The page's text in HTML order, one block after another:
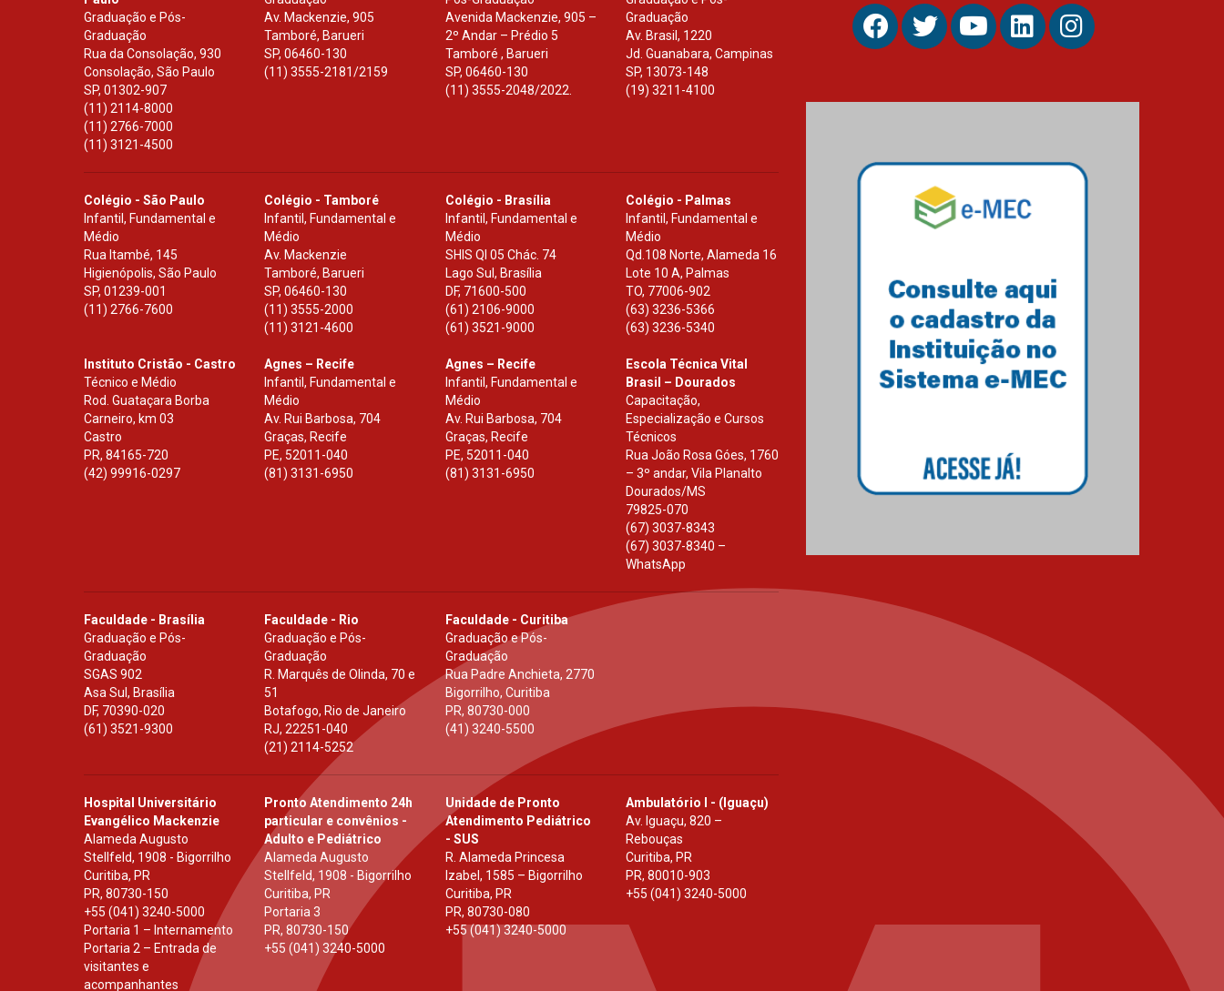
Graduação e Pós-
Graduação
Rua da Consolação, 930
Consolação, São Paulo
SP, 01302-907
(11) 2114-8000
(11) 2766-7000
(11) 3121-4500
Av. Mackenzie, 905
Tamboré, Barueri
SP,06460-130
(11) 3555-2181/2159
Avenida Mackenzie, 905 –
2º Andar – Prédio 5
Tamboré , Barueri
SP, 06460-130
(11) 3555-2048/2022.
Graduação
Av. Brasil, 1220
Jd. Guanabara, Campinas
SP, 13073-148
(19) 3211-4100
Colégio - São Paulo
Infantil, Fundamental e
Médio
Rua Itambé, 145
Higienópolis, São Paulo
SP, 01239-001
(11) 2766-7600
Colégio - Tamboré
Infantil, Fundamental e
Médio
Av. Mackenzie
Tamboré, Barueri
SP,06460-130
(11) 3555-2000
(11) 3121-4600
Colégio - Brasília
Infantil, Fundamental e
Médio
SHIS Ql 05 Chác. 74
Lago Sul, Brasília
DF, 71600-500
(61) 2106-9000
(61) 3521-9000
Colégio - Palmas
Infantil, Fundamental e
Médio
Qd.108 Norte, Alameda 16
Lote 10 A, Palmas
TO, 77006-902
(63) 3236-5366
(63) 3236-5340
Instituto Cristão - Castro
Técnico e Médio
Rod. Guataçara Borba
Carneiro, km 03
Castro
PR, 84165-720
(42) 99916-0297
Agnes – Recife
Infantil, Fundamental e
Médio
Av. Rui Barbosa, 704
Graças, Recife
PE, 52011-040
(81) 3131-6950
Agnes – Recife
Infantil, Fundamental e
Médio
Av. Rui Barbosa, 704
Graças, Recife
PE, 52011-040
(81) 3131-6950
Escola Técnica Vital
Brasil – Dourados
Capacitação,
Especialização e Cursos
Técnicos
Rua João Rosa Góes, 1760
– 3º andar, Vila Planalto
Dourados/MS
79825-070
(67) 3037-8343
(67) 3037-8340 –
WhatsApp
Faculdade - Brasília
Graduação e Pós-
Graduação
SGAS 902
Asa Sul, Brasília
DF, 70390-020
(61) 3521-9300
Faculdade - Rio
Graduação e Pós-
Graduação
R. Marquês de Olinda, 70 e
51
Botafogo, Rio de Janeiro
RJ,22251-040
(21) 2114-5252
Faculdade - Curitiba
Graduação e Pós-
Graduação
Rua Padre Anchieta, 2770
Bigorrilho, Curitiba
PR, 80730-000
(41) 3240-5500
Hospital Universitário
Evangélico Mackenzie
Alameda Augusto
Stellfeld, 1908 - Bigorrilho
Curitiba, PR
PR, 80730-150
+55 (041) 3240-5000
Portaria 1 – Internamento
Portaria 2 – Entrada de
visitantes e
acompanhantes
Pronto Atendimento 24h
particular e convênios -
Adulto e Pediátrico
Alameda Augusto
Stellfeld, 1908 - Bigorrilho
Curitiba, PR
Portaria 3
PR,80730-150
+55 (041) 3240-5000
Unidade de Pronto
Atendimento Pediátrico
- SUS
R. Alameda Princesa
Izabel, 1585 – Bigorrilho
Curitiba, PR
PR, 80730-080
+55 (041) 3240-5000
Ambulatório I - (Iguaçu)
Av. Iguaçu, 820 –
Rebouças
Curitiba, PR
PR, 80010-903
+55 (041) 3240-5000